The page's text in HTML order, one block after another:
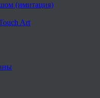
(имитация)
Art